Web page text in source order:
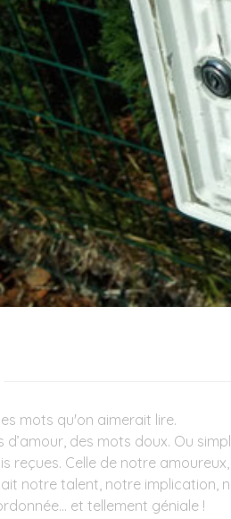
mots qu'on aimerait lire.
d’amour, des mots doux. Ou
reçues. Celle de notre
notre talent, notre implication,
et tellement géniale !